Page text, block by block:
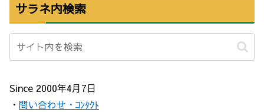
サラネ内検索
Since 2000年4月7日
・ 問い合わせ・ｺﾝﾀｸﾄ